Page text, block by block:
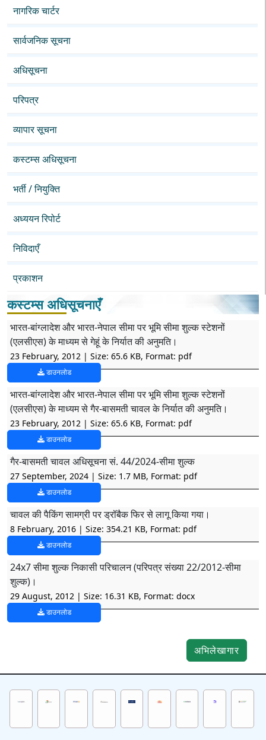
नागरिक चार्टर
सार्वजनिक सूचना
अधिसूचना
परिपत्र
व्यापार सूचना
कस्टम्स अधिसूचना
भर्ती / नियुक्ति
अध्ययन रिपोर्ट
निविदाएँ
प्रकाशन
कस्टम्स अधिसूचनाएँ
भारत-बांग्लादेश और भारत-नेपाल सीमा पर भूमि सीमा शुल्क स्टेशनों
(एलसीएस) के माध्यम से गेहूं के निर्यात की अनुमति।
23 February, 2012 | Size: 65.6 KB, Format: pdf
डाउनलोड
भारत-बांग्लादेश और भारत-नेपाल सीमा पर भूमि सीमा शुल्क स्टेशनों
(एलसीएस) के माध्यम से गैर-बासमती चावल के निर्यात की अनुमति।
23 February, 2012 | Size: 65.6 KB, Format: pdf
डाउनलोड
गैर-बासमती चावल अधिसूचना सं. 44/2024-सीमा शुल्क
27 September, 2024 | Size: 1.7 MB, Format: pdf
डाउनलोड
चावल की पैकिंग सामग्री पर ड्रॉबैक फिर से लागू किया गया।
8 February, 2016 | Size: 354.21 KB, Format: pdf
डाउनलोड
24x7 सीमा शुल्क निकासी परिचालन (परिपत्र संख्या 22/2012-सीमा
शुल्क)।
29 August, 2012 | Size: 16.31 KB, Format: docx
डाउनलोड
अभिलेखागार